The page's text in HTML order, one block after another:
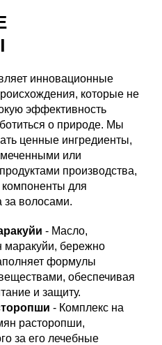
инновационные
которые не
эффективность
о природе. Мы
ценные ингредиенты,
или
производства,
для
за волосами.
- Масло,
маракуйи, бережно
формулы
обеспечивая
и защиту.
- Комплекс на
расторопши,
за его лечебные